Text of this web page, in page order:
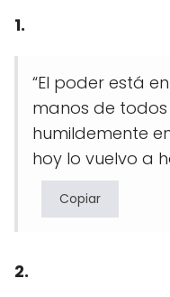
1.
“El poder está
manos de todos
humildemente
hoy lo vuelvo a
Copiar
2.